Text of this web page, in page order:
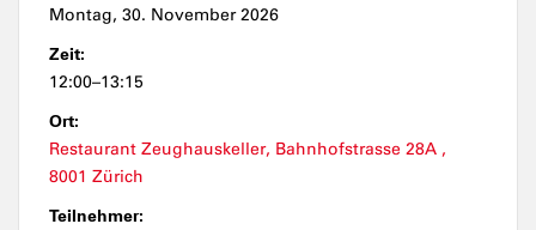
Montag, 30. November 2026
Zeit:
12:00–13:15
Ort:
Restaurant Zeughauskeller, Bahnhofstrasse 28A ,
8001 Zürich
Teilnehmer: